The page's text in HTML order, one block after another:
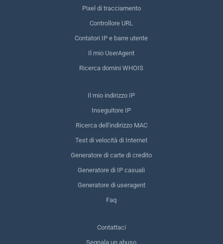
Pixel di tracciamento
Controllore URL
Contatori IP e barre utente
Il mio UserAgent
Ricerca domini WHOIS
Il mio indirizzo IP
Inseguitore IP
Ricerca dell'indirizzo MAC
Test di velocità di Internet
Generatore di carte di credito
Generatore di IP casuali
Generatore di useragent
Faq
Contattaci
Segnala un abuso